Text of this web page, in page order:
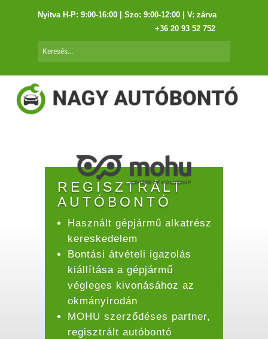
Nyitva H-P: 9:00-16:00 | Szo: 9:00-12:00 | V: zárva
+36 20 93 52 752
REGISZTRÁLT
AUTÓBONTÓ
Használt gépjármű alkatrész
kereskedelem
Bontási átvételi igazolás
kiállítása a gépjármű
végleges kivonásához az
okmányirodán
MOHU szerződéses partner,
regisztrált autóbontó